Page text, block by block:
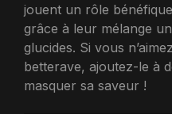
jouent un rôle
grâce à leur mélange
glucides. Si vous
betterave, ajoutez-le à
masquer sa saveur !